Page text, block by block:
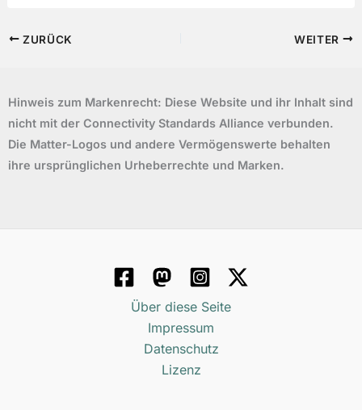
ZURÜCK WEITER
Hinweis zum Markenrecht: Diese Website und ihr Inhalt sind
nicht mit der Connectivity Standards Alliance verbunden.
Die Matter-Logos und andere Vermögenswerte behalten
ihre ursprünglichen Urheberrechte und Marken.
Über diese Seite
Impressum
Datenschutz
Lizenz